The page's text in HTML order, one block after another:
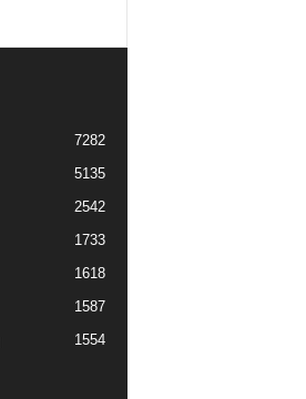
7282
5135
2542
1733
1618
1587
1554